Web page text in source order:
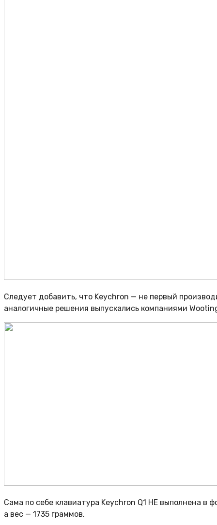
Следует добавить, что Keychron — не первый
аналогичные решения выпускались компаниями
Сама по себе клавиатура Keychron Q1 HE выполнена
а вес — 1735 граммов.